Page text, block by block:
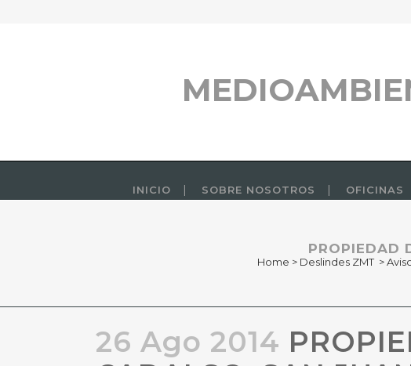
INICIO SOBRE NOSOTROS OFICINAS
PROPIEDAD
Home > Deslindes ZMT >
26 Ago 2014